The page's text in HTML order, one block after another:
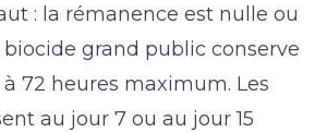
: la rémanence est nulle ou
grand public conserve
72 heures maximum. Les
au jour 7 ou au jour 15